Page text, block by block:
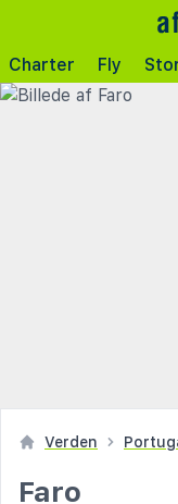
Charter Fly
Verden
Faro